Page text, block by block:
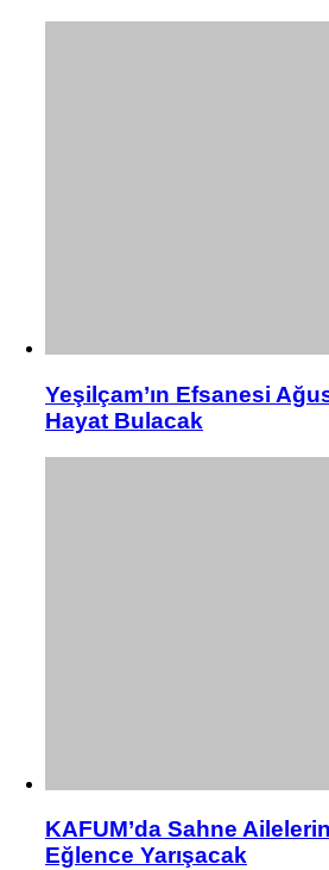
Yeşilçam’ın Efsanesi
Hayat Bulacak
KAFUM’da Sahne
Eğlence Yarışacak